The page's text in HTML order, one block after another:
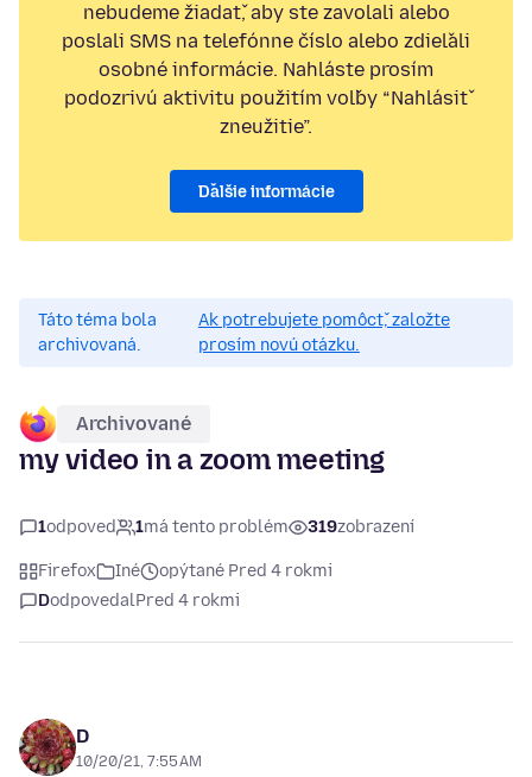
nebudeme žiadať, aby ste zavolali alebo
poslali SMS na telefónne číslo alebo zdieľali
osobné informácie. Nahláste prosím
podozrivú aktivitu použitím voľby “Nahlásiť
zneužitie”.
Ďalšie informácie
Táto téma bola
archivovaná.
Ak potrebujete pomôcť, založte
prosím novú otázku.
Archivované
my video in a zoom meeting
1odpoveď 1má tento problém 319zobrazení
Firefox Iné
opýtané Pred 4 rokmi
DodpovedalPred 4 rokmi
D
10/20/21, 7:55 AM